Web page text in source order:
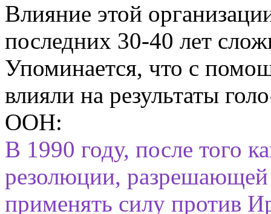
Влияние этой
последних 30-40 лет
Упоминается, что с
влияли на результаты
ООН:
В 1990 году, после того
резолюции,
применять силу против